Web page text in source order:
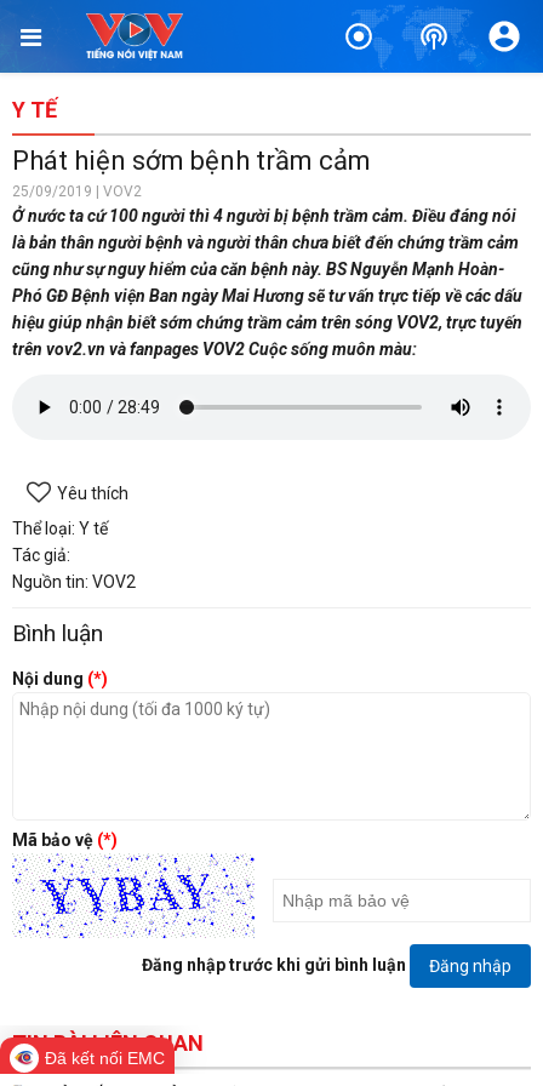
Y TẾ
Phát hiện sớm bệnh trầm cảm
25/09/2019 | VOV2
Ở nước ta cứ 100 người thì 4 người bị bệnh trầm cảm. Điều đáng nói
là bản thân người bệnh và người thân chưa biết đến chứng trầm cảm
cũng như sự nguy hiểm của căn bệnh này. BS Nguyễn Mạnh Hoàn-
Phó GĐ Bệnh viện Ban ngày Mai Hương sẽ tư vấn trực tiếp về các dấu
hiệu giúp nhận biết sớm chứng trầm cảm trên sóng VOV2, trực tuyến
trên vov2.vn và fanpages VOV2 Cuộc sống muôn màu:
Yêu thích
Thể loại: Y tế
Tác giả:
Nguồn tin: VOV2
Bình luận
Nội dung (*)
Mã bảo vệ (*)
Đăng nhập trước khi gửi bình luận Đăng nhập
TIN BÀI LIÊN QUAN
Đã kết nối EMC